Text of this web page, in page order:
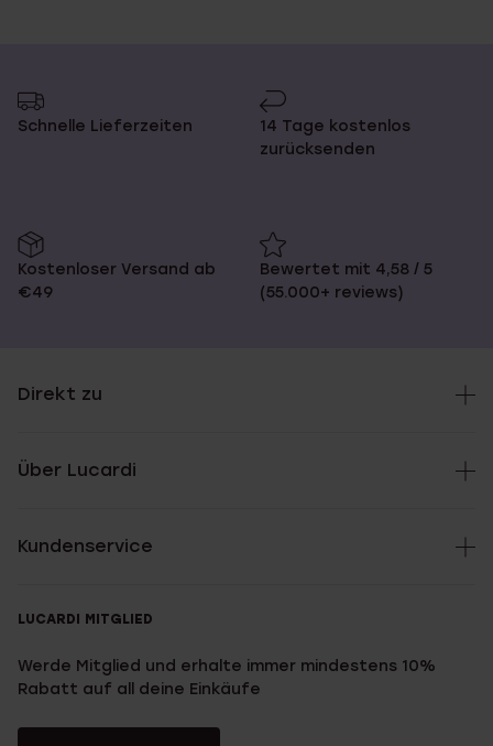
Schnelle Lieferzeiten
14 Tage kostenlos
zurücksenden
Kostenloser Versand ab
€49
Bewertet mit 4,58 / 5
(55.000+ reviews)
Direkt zu
Über Lucardi
Kundenservice
LUCARDI MITGLIED
Werde Mitglied und erhalte immer mindestens 10%
Rabatt auf all deine Einkäufe